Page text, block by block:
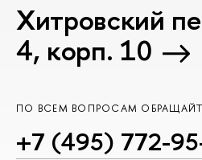
Хитровский
4, корп. 10
ПО ВСЕМ ВОПРОСАМ
+7 (495) 772-